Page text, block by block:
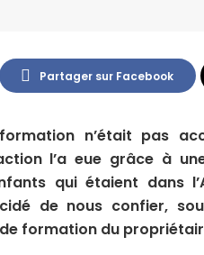
Partager sur Facebook
n’était pas
l’a eue grâce à
qui étaient dans
de nous confier,
formation du